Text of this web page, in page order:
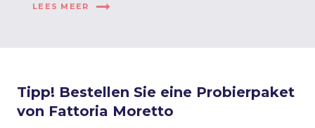
LEES MEER
Tipp! Bestellen Sie eine Probierpaket
von Fattoria Moretto